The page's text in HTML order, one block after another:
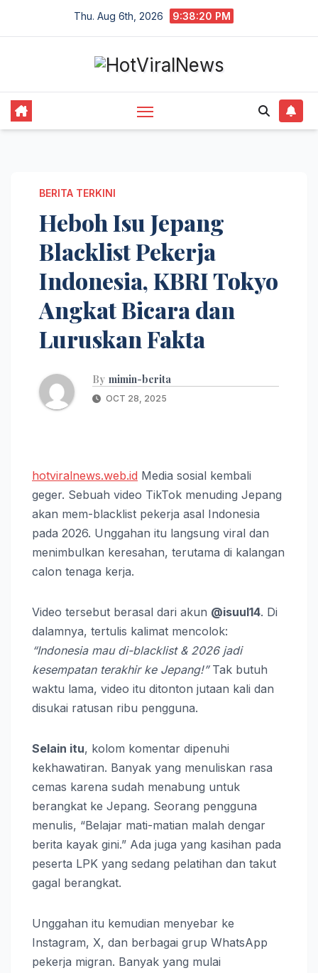
Thu. Aug 6th, 2026 9:38:20 PM
BERITA TERKINI
Heboh Isu Jepang
Blacklist Pekerja
Indonesia, KBRI Tokyo
Angkat Bicara dan
Luruskan Fakta
By mimin-berita
OCT 28, 2025
hotviralnews.web.id Media sosial kembali
geger. Sebuah video TikTok menuding Jepang
akan mem-blacklist pekerja asal Indonesia
pada 2026. Unggahan itu langsung viral dan
menimbulkan keresahan, terutama di kalangan
calon tenaga kerja.
Video tersebut berasal dari akun @isuul14. Di
dalamnya, tertulis kalimat mencolok:
“Indonesia mau di-blacklist & 2026 jadi
kesempatan terakhir ke Jepang!”Tak butuh
waktu lama, video itu ditonton jutaan kali dan
disukai ratusan ribu pengguna.
Selain itu, kolom komentar dipenuhi
kekhawatiran. Banyak yang menuliskan rasa
cemas karena sudah menabung untuk
berangkat ke Jepang. Seorang pengguna
menulis, “Belajar mati-matian malah dengar
berita kayak gini.” Ada juga yang kasihan pada
peserta LPK yang sedang pelatihan dan takut
gagal berangkat.
Unggahan itu kemudian menyebar ke
Instagram, X, dan berbagai grup WhatsApp
pekerja migran. Banyak yang mulai